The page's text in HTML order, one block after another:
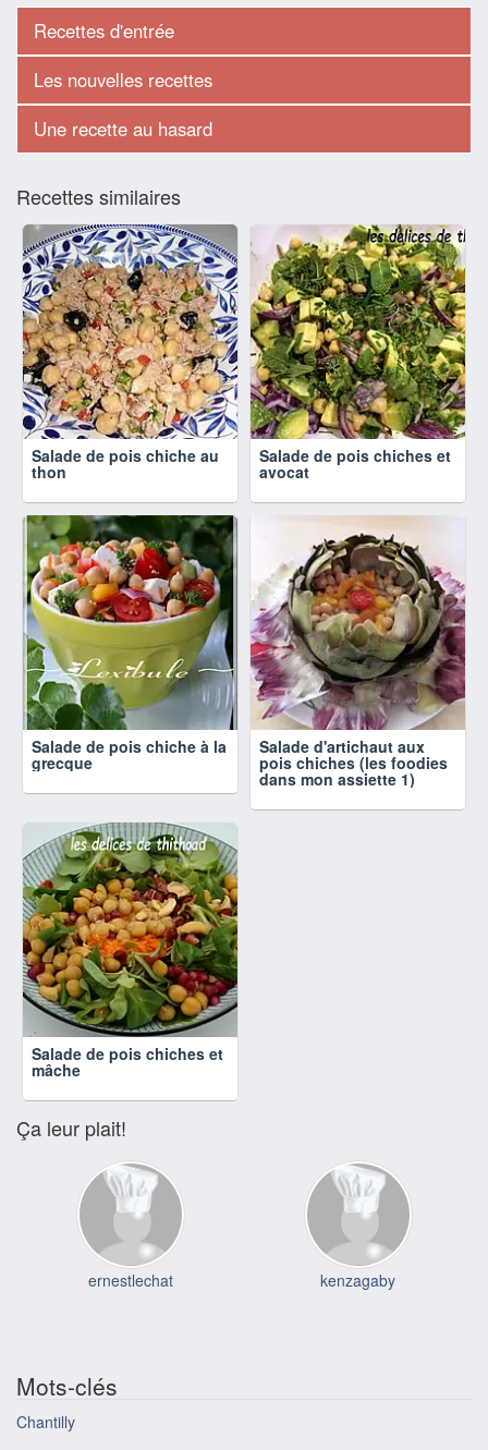
Recettes d'entrée
Les nouvelles recettes
Une recette au hasard
Recettes similaires
Salade de pois chiche au
thon
Salade de pois chiches et
avocat
Salade de pois chiche à la
grecque
Salade d'artichaut aux
pois chiches (les foodies
dans mon assiette 1)
Salade de pois chiches et
mâche
Ça leur plait!
ernestlechat kenzagaby
Mots-clés
Chantilly